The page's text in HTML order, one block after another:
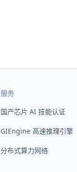
服务
国产芯片 AI 技能认证
GIEngine 高速推理引擎
分布式算力网络